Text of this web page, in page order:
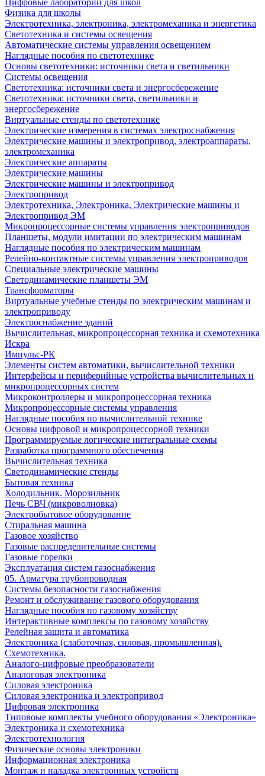
Цифровые лаборатории для школ
Физика для школы
Электротехника, электроника, электромеханика и энергетика
Светотехника и системы освещения
Автоматические системы управления освещением
Наглядные пособия по светотехнике
Основы светотехники: источники света и светильники
Системы освещения
Светотехника: источники света и энергосбережение
Светотехника: источники света, светильники и
энергосбережение
Виртуальные стенды по светотехнике
Электрические измерения в системах электроснабжения
Электрические машины и электропривод, электроаппараты,
электромеханика
Электрические аппараты
Электрические машины
Электрические машины и электропривод
Электропривод
Электротехника, Электроника, Электрические машины и
Электропривод ЭМ
Микропроцессорные системы управления электроприводов
Планшеты, модули имитации по электрическим машинам
Наглядные пособия по электрическим машинам
Релейно-контактные системы управления электроприводов
Специальные электрические машины
Светодинамические планшеты ЭМ
Трансформаторы
Виртуальные учебные стенды по электрическим машинам и
электроприводу
Электроснабжение зданий
Вычислительная, микропроцессорная техника и схемотехника
Искра
Импульс-РК
Элементы систем автоматики, вычислительной техники
Интерфейсы и периферийные устройства вычислительных и
микропроцессорных систем
Микроконтроллеры и микропроцессорная техника
Микропроцессорные системы управления
Наглядные пособия по вычислительной технике
Основы цифровой и микропроцессорной техники
Программируемые логические интегральные схемы
Разработка программного обеспечения
Вычислительная техника
Светодинамические стенды
Бытовая техника
Холодильник. Морозильник
Печь СВЧ (микроволновка)
Электробытовое оборудование
Стиральная машина
Газовое хозяйство
Газовые распределительные системы
Газовые горелки
Эксплуатация систем газоснабжения
05. Арматура трубопроводная
Системы безопасности газоснабжения
Ремонт и обслуживание газового оборудования
Наглядные пособия по газовому хозяйству
Интерактивные комплексы по газовому хозяйству
Релейная защита и автоматика
Электроника (слаботочная, силовая, промышленная).
Схемотехника.
Аналого-цифровые преобразователи
Аналоговая электроника
Cиловая электроника
Cиловая электроника и электропривод
Цифровая электроника
Типовоые комплекты учебного оборудования «Электроника»
Электроника и схемотехника
Электротехнология
Физические основы электроники
Информационная электроника
Монтаж и наладка электронных устройств